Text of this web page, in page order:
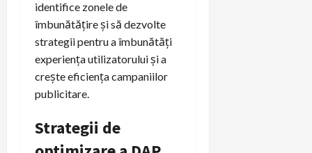
identifice zonele de
îmbunătățire și să dezvolte
strategii pentru a îmbunătăți
experiența utilizatorului și a
crește eficiența campaniilor
publicitare.
Strategii de